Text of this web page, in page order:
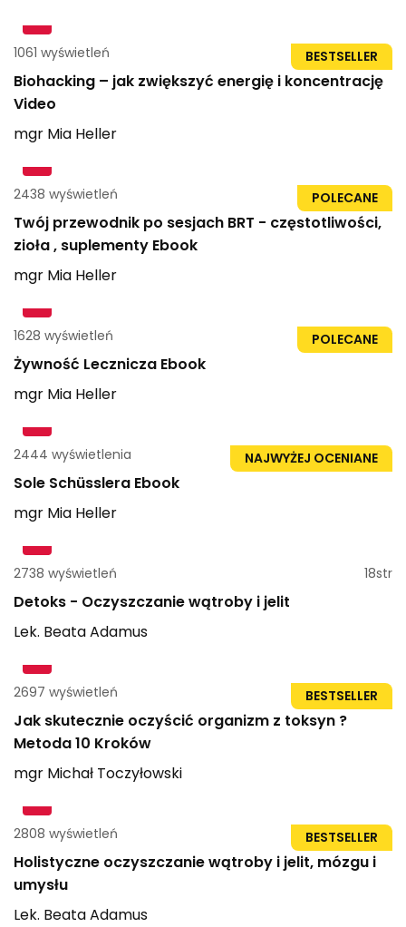
BESTSELLER
1061 wyświetleń 2h 39min
Biohacking – jak zwiększyć energię i koncentrację
Video
mgr Mia Heller
POLECANE
2438 wyświetleń 84str
Twój przewodnik po sesjach BRT - częstotliwości,
zioła , suplementy Ebook
mgr Mia Heller
POLECANE
1628 wyświetleń 41str
Żywność Lecznicza Ebook
mgr Mia Heller
NAJWYŻEJ OCENIANE
2444 wyświetlenia 21str
Sole Schüsslera Ebook
mgr Mia Heller
2738 wyświetleń 18str
Detoks - Oczyszczanie wątroby i jelit
Lek. BeataAdamus
BESTSELLER
2697 wyświetleń 46str
Jak skutecznie oczyścić organizm z toksyn ?
Metoda 10 Kroków
mgr Michał Toczyłowski
BESTSELLER
2808 wyświetleń 70str
Holistyczne oczyszczanie wątroby i jelit, mózgu i
umysłu
Lek. BeataAdamus